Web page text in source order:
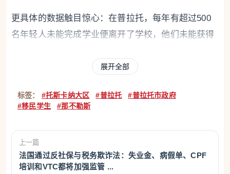
更具体的数据触目惊心：在普拉托，每年有超过500
名年轻人未能完成学业便离开了学校，他们未能获得
至64岁的居民中，拥有高中文凭的比例仅为50%，比
点，也比全国平均水平（67%）低了17个百分点。高
中，普拉托的大学毕业生比例仅为25%，远低于托斯
卡纳大区的33%和全国的31%。
展开全部
标签： #托斯卡纳大区 #普拉托
#普拉托市政府
#移民学生
#那不勒斯
上一篇
法国通过反社保与税务欺诈法：失业金、病假单、CPF
培训和VTC都将加强监管 ...